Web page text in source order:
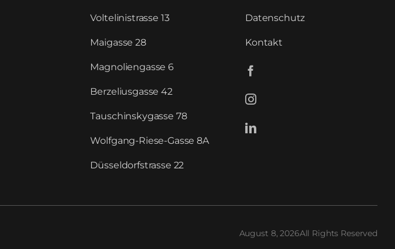
Voltelinistrasse 13
Maigasse 28
Magnoliengasse 6
Berzeliusgasse 42
Tauschinskygasse 78
Wolfgang-Riese-Gasse 8A
Düsseldorfstrasse 22
Datenschutz
Kontakt
August 8, 2026All Rights Reserved